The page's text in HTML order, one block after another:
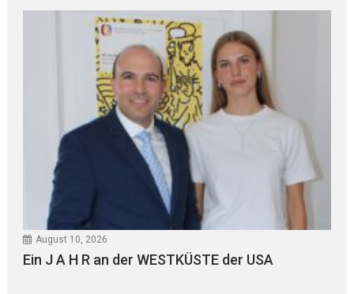
August 10, 2026
Ein J A H R an der WESTKÜSTE der USA